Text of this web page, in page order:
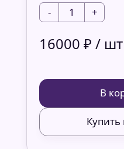
16000 ₽ / шт
- 1 +
В
Купить